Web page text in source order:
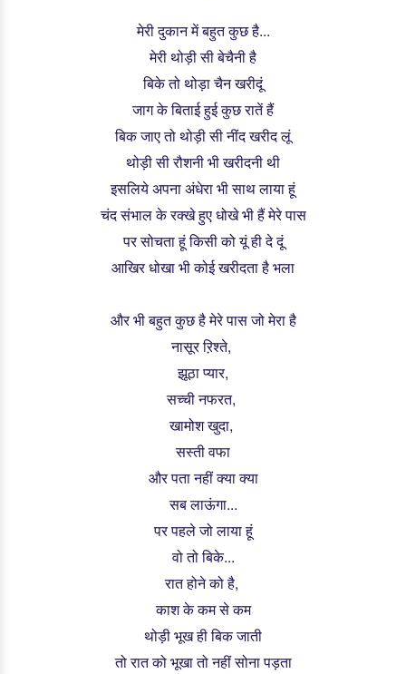
मेरी दुकान में बहुत कुछ है...
मेरी थोड़ी सी बेचैनी है
बिके तो थोड़ा चैन खरीदूं
जाग के बिताई हुई कुछ रातें हैं
बिक जाए तो थोड़ी सी नींद खरीद लूं
थोड़ीसी रौशनी भी खरीदनी थी
इसलिये अपना अंधेरा भी साथ लाया हूं
चंद संभाल के रक्खे हुए धोखे भी हैं मेरे पास
पर सोचता हूं किसी को यूं ही दे दूं
आखिर धोखा भी कोई खरीदता है भला
और भी बहुत कुछ है मेरे पास जो मेरा है
नासूर ऱिश्ते,
झूठा प्यार,
सच्ची नफरत,
खामोश खुदा,
सस्ती वफा
और पता नहीं क्या क्या
सब लाऊंगा...
पर पहले जो लाया हूं
वो तो बिके...
रात होने को है,
काश के कम से कम
थोड़ी भूख ही बिक जाती
तो रात को भूखा तो नहीं सोना पड़ता